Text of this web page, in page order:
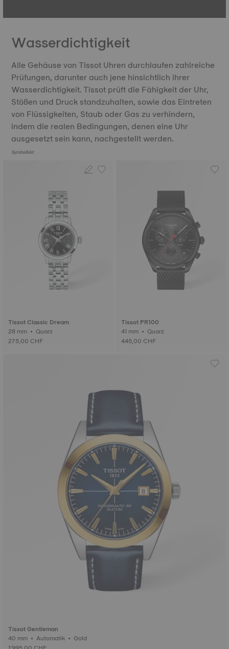
Wasserdichtigkeit
Alle Gehäuse von Tissot Uhren durchlaufen zahlreiche
Prüfungen, darunter auch jene hinsichtlich ihrer
Wasserdichtigkeit. Tissot prüft die Fähigkeit der Uhr,
Stößen und Druck standzuhalten, sowie das Eintreten
von Flüssigkeiten, Staub oder Gas zu verhindern,
indem die realen Bedingungen, denen eine Uhr
ausgesetzt sein kann, nachgestellt werden.
Symbolbild
Tissot Classic Dream
28 mm • Quarz
275,00 CHF
Tissot PR100
41 mm • Quarz
445,00 CHF
Tissot Gentleman
40 mm • Automatik • Gold